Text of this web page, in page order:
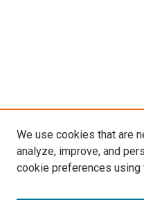
We use cookies that are
analyze, improve, and
cookie preferences using